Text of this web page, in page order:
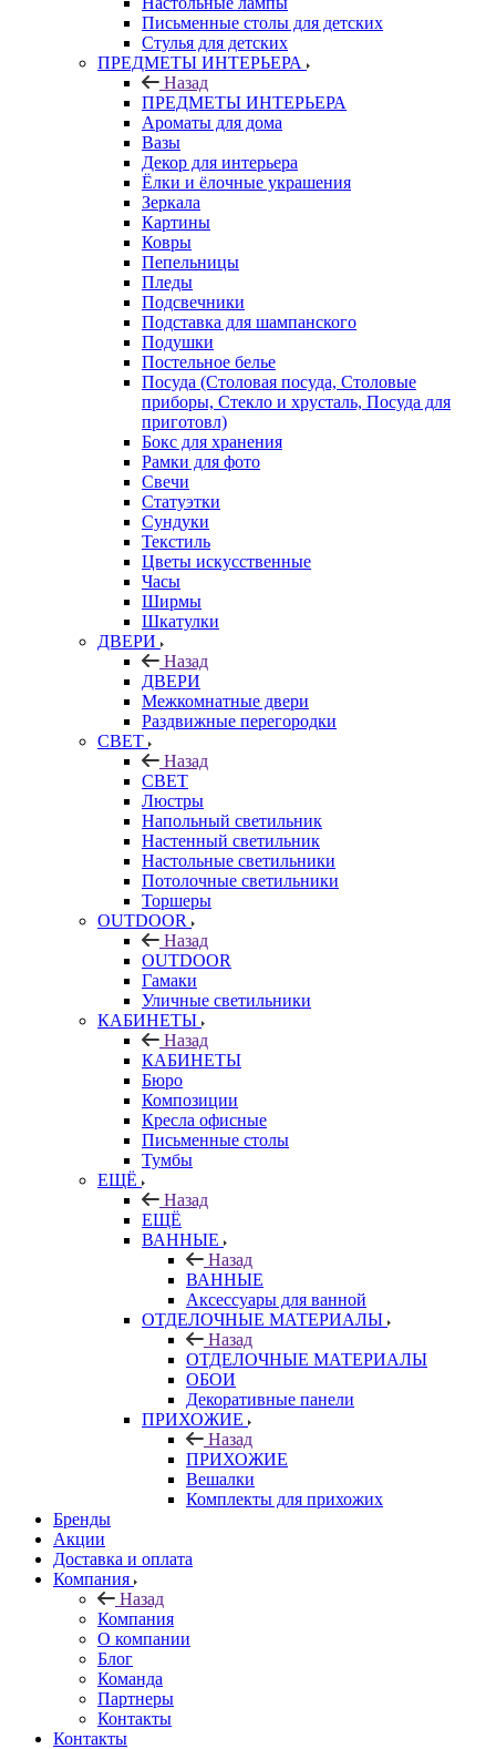
Письменные столы для детских
Стулья для детских
ПРЕДМЕТЫ ИНТЕРЬЕРА
Назад
ПРЕДМЕТЫ ИНТЕРЬЕРА
Ароматы для дома
Вазы
Декор для интерьера
Ёлки и ёлочные украшения
Зеркала
Картины
Ковры
Пепельницы
Пледы
Подсвечники
Подставка для шампанского
Подушки
Постельное белье
Посуда (Столовая посуда, Столовые
приборы, Стекло и хрусталь, Посуда для
приготовл)
Бокс для хранения
Рамки для фото
Свечи
Статуэтки
Сундуки
Текстиль
Цветы искусственные
Часы
Ширмы
Шкатулки
ДВЕРИ
Назад
ДВЕРИ
Межкомнатные двери
Раздвижные перегородки
СВЕТ
Назад
СВЕТ
Люстры
Напольный светильник
Настенный светильник
Настольные светильники
Потолочные светильники
Торшеры
OUTDOOR
Назад
OUTDOOR
Гамаки
Уличные светильники
КАБИНЕТЫ
Назад
КАБИНЕТЫ
Бюро
Композиции
Кресла офисные
Письменные столы
Тумбы
ЕЩЁ
Назад
ЕЩЁ
ВАННЫЕ
Назад
ВАННЫЕ
Аксессуары для ванной
ОТДЕЛОЧНЫЕ МАТЕРИАЛЫ
Назад
ОТДЕЛОЧНЫЕ МАТЕРИАЛЫ
ОБОИ
Декоративные панели
ПРИХОЖИЕ
Назад
ПРИХОЖИЕ
Вешалки
Комплекты для прихожих
Бренды
Акции
Доставка и оплата
Компания
Назад
Компания
О компании
Блог
Команда
Партнеры
Контакты
Контакты